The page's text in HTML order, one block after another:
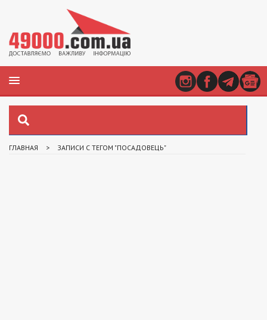
ГЛАВНАЯ > ЗАПИСИ С ТЕГОМ "ПОСАДОВЕЦЬ"